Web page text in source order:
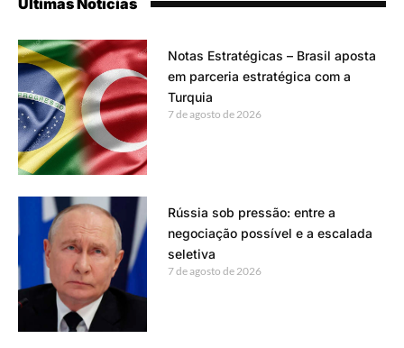
Últimas Notícias
Notas Estratégicas – Brasil aposta
em parceria estratégica com a
Turquia
7 de agosto de 2026
Rússia sob pressão: entre a
negociação possível e a escalada
seletiva
7 de agosto de 2026